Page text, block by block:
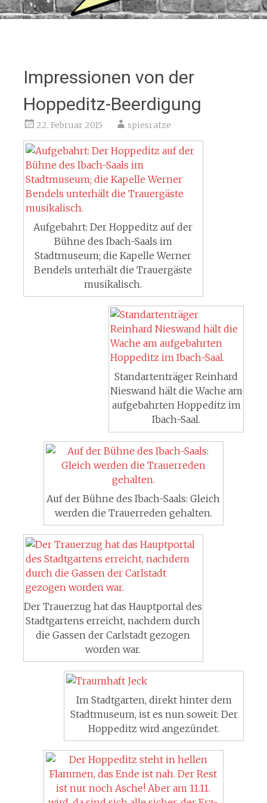
Impressionen von der
Hoppeditz-Beerdigung
22. Februar 2015 spiesratze
Aufgebahrt: Der Hoppeditz auf der
Bühne des Ibach-Saals im
Stadtmuseum; die Kapelle Werner
Bendels unterhält die Trauergäste
musikalisch.
Standartenträger Reinhard
Nieswand hält die Wache am
aufgebahrten Hoppeditz im
Ibach-Saal.
Auf der Bühne des Ibach-Saals: Gleich
werden die Trauerreden gehalten.
Der Trauerzug hat das Hauptportal des
Stadtgartens erreicht, nachdem durch
die Gassen der Carlstadt gezogen
worden war.
Im Stadtgarten, direkt hinter dem
Stadtmuseum, ist es nun soweit: Der
Hoppeditz wird angezündet.